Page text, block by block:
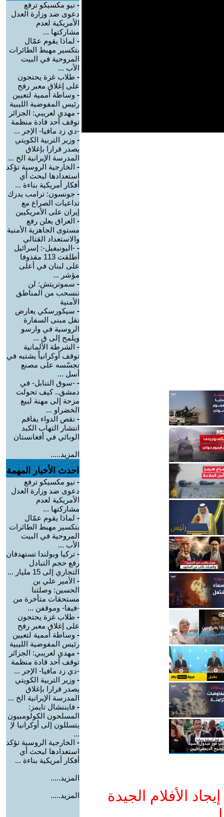
الأفلام الجيدة
- نيو مكسيكو ترفع
دعوى ضد وزارة العدل
الأمريكية لعدم
مشاركتها ...
- لماذا يقوم عمّال
بتكسير مهبط الطائرات
المروحية في البيت
الأب ...
- طلاب غزة يحتجون
على إغلاق معبر رفح
- وساطة أممية لتعيين
رئيس المفوضية الليبية
- مهدي لعريبي: الجزائر
توقف أحد قادة منظمة
-دي زد مافيا- الإجر ...
- وزير التربية الكويتي
يصدر قرارا بإغلاق
المدرسة الإيرانية الخ ...
- الخارجية الروسية تؤكد
استعدادها لبحث أي
أفكار أمريكية بناءة ...
- جونسون: ترامب يدرك
تداعيات الصراع مع
إيران على الأمريكيين
- العراق يعلن رفع
مستوى الجاهزية الأمنية
والاستعداد القتالي
- -اليونيفيل-: إسرائيل
أطلقت 113 مقذوفا
على لبنان في أعلى
مؤشر ...
- سموتريتش: لن
ننسحب من المناطق
الأمنية
- سيكورسكي يعارض
نقل مبنى السفارة
الروسية في وارسو
ويلمح إلى ق ...
- الشرطة الألمانية
توقف أوكرانياً يشتبه في
تجسّسه على مصنع
أسل ...
- -سوق التنابل- في
دمشق.. كيف تحولت
مزحة إلى مهنة لبيع
الخضراو ...
- نقص الدواء يفاقم
انتشار التهاب الكبد
الوبائي في أفغانستان
المزيد.....
احدث الأخبار المهمة
- نيو مكسيكو ترفع
دعوى ضد وزارة العدل
الأمريكية لعدم
مشاركتها ...
- لماذا يقوم عمّال
بتكسير مهبط الطائرات
المروحية في البيت
الأب ...
- تركيا وبولندا تستهدفان
رفع حجم التبادل
التجاري إلى 15 مليار ...
- الأمير علي بن
الحسين: وصلتنا
مستحقات متأخرة من
-فيفا- وموقفن ...
- طلاب غزة يحتجون
على إغلاق معبر رفح
- وساطة أممية لتعيين
رئيس المفوضية الليبية
- مهدي لعريبي: الجزائر
توقف أحد قادة منظمة
-دي زد مافيا- الإجر ...
- وزير التربية الكويتي
يصدر قرارا بإغلاق
المدرسة الإيرانية الخ ...
- فايننشال تايمز:
المسلحون الكولومبيون
يتسللون إلى أوكرانيا لإ
...
- الخارجية الروسية تؤكد
استعدادها لبحث أي
أفكار أمريكية بناءة ...
المزيد.....
المزيد.....